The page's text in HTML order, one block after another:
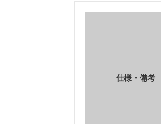
仕様・備考